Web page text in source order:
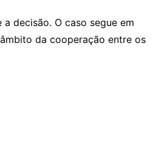
decisão. O caso segue em
da cooperação entre os